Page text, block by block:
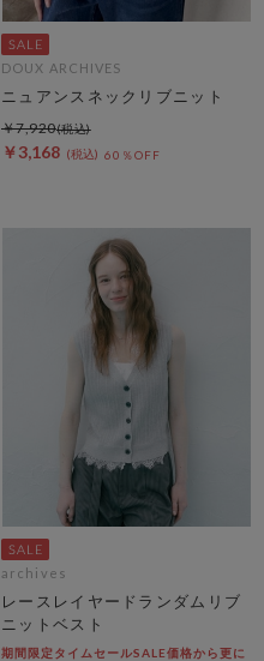
DOUX ARCHIVES
ニュアンスネックリブニット
￥3,168 60％OFF
￥7,920
archives
レースレイヤードランダムリブ
ニットベスト
期間限定タイムセールSALE価格から更に